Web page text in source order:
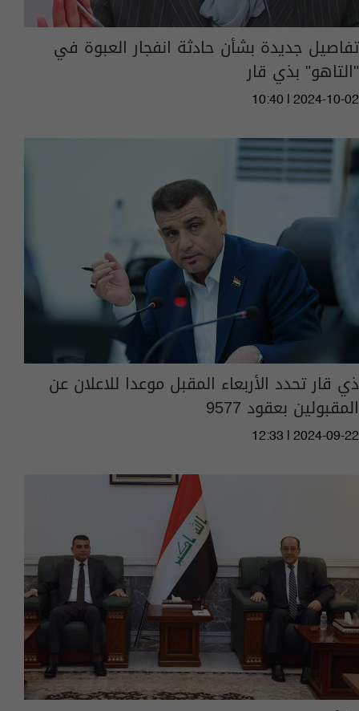
تفاصيل جديدة بشأن حادثة انفجار العبوة في
"التاهو" بذي قار
10:40 | 2024-10-02
ذي قار تحدد الأربعاء المقبل موعدا للاعلان عن
المقبولين بعقود 9577
12:33 | 2024-09-22